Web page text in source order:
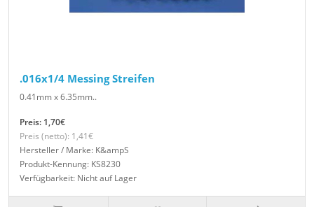
.016x1/4 Messing Streifen
0.41mm x 6.35mm..
Preis: 1,70€
Preis (netto): 1,41€
Hersteller / Marke: K&ampS
Produkt-Kennung: KS8230
Verfügbarkeit: Nicht auf Lager